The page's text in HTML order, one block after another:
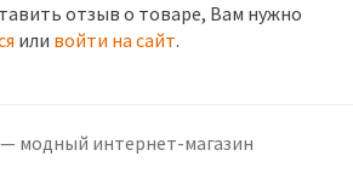
отзыв о товаре, Вам нужно
или войти на сайт.
модный интернет-магазин